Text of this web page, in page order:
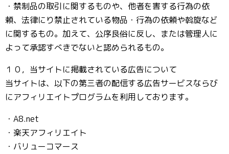
・禁制品の取引に関するものや、他者を害する行為の依
頼、法律にり禁止されている物品・行為の依頼や斡旋など
に関するもの。加えて、公序良俗に反し、または管理人に
よって承認すべきでないと認められるもの。
１０，当サイトに掲載されている広告について
当サイトは、以下の第三者の配信する広告サービスならび
にアフィリエイトプログラムを利用しております。
・A8.net
・楽天アフィリエイト
・バリューコマース